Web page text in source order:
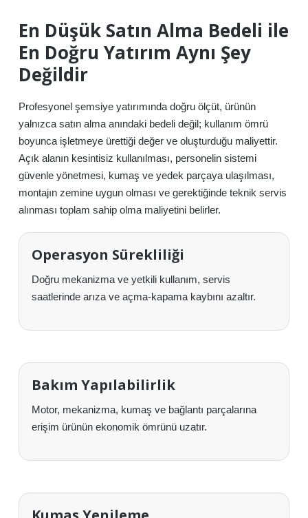
En Düşük Satın Alma Bedeli ile
En Doğru Yatırım Aynı Şey
Değildir
Profesyonel şemsiye yatırımında doğru ölçüt, ürünün
yalnızca satın alma anındaki bedeli değil; kullanım ömrü
boyunca işletmeye ürettiği değer ve oluşturduğu maliyettir.
Açık alanın kesintisiz kullanılması, personelin sistemi
güvenle yönetmesi, kumaş ve yedek parçaya ulaşılması,
montajın zemine uygun olması ve gerektiğinde teknik servis
alınması toplam sahip olma maliyetini belirler.
Operasyon Sürekliliği
Doğru mekanizma ve yetkili kullanım, servis
saatlerinde arıza ve açma-kapama kaybını azaltır.
Bakım Yapılabilirlik
Motor, mekanizma, kumaş ve bağlantı parçalarına
erişim ürünün ekonomik ömrünü uzatır.